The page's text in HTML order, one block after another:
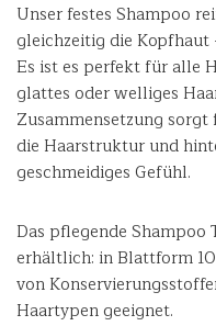
Unser festes Shampoo
gleichzeitig die Kopfhaut
Es ist es perfekt für alle
glattes oder welliges
Zusammensetzung
die Haarstruktur und
geschmeidiges Gefühl.
Das pflegende
erhältlich: in Blattform
von
Haartypen geeignet.